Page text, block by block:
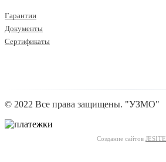
Гарантии
Документы
Сертификаты
© 2022 Все права защищены. "УЗМО"
Создание сайтов JESITE